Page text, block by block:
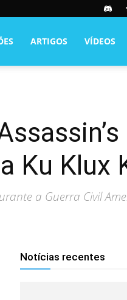
ARTIGOS VÍDEOS
Ku Klux
a Guerra Civil
Notícias recentes